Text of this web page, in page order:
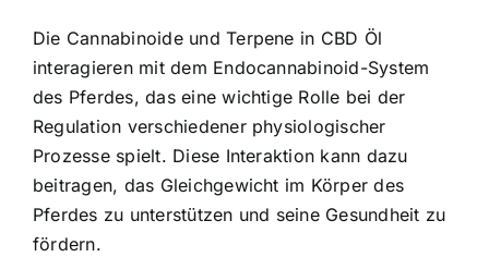
Die Cannabinoide und Terpene in CBD Öl
interagieren mit dem Endocannabinoid-System
des Pferdes, das eine wichtige Rolle bei der
Regulation verschiedener physiologischer
Prozesse spielt. Diese Interaktion kann dazu
beitragen, das Gleichgewicht im Körper des
Pferdes zu unterstützen und seine Gesundheit zu
fördern.